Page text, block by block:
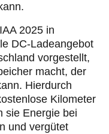
2025 in
DC-Ladeangebot
vorgestellt,
macht, der
Hierdurch
Kilometer
sie Energie bei
und vergütet